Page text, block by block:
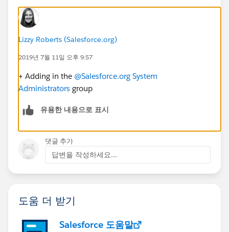
Lizzy Roberts (Salesforce.org)
2019년 7월 11일 오후 9:57
+ Adding in the @Salesforce.org System
Administrators ​ group
유용한 내용으로 표시
댓글 추가
답변을 작성하세요...
도움 더 받기
Salesforce 도움말